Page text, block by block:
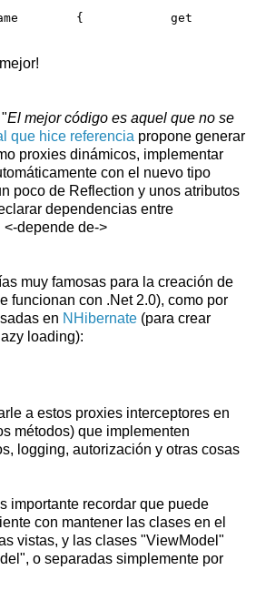
{
El mejor código es aquel que no se
que hice referencia propone generar
proxies dinámicos, implementar
con el nuevo tipo
poco de Reflection y unos atributos
dependencias entre
depende de->
muy famosas para la creación de
funcionan con .Net 2.0), como por
en NHibernate (para crear
loading):
a estos proxies interceptores en
métodos) que implementen
logging, autorización y otras cosas
importante recordar que puede
con mantener las clases en el
vistas, y las clases "ViewModel"
o separadas simplemente por